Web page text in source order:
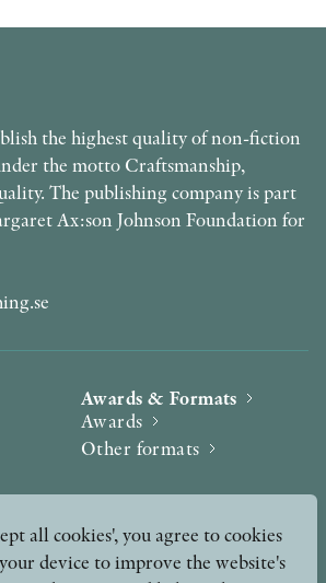
the highest quality of non-fiction
the motto Craftsmanship,
The publishing company is part
Ax:son Johnson Foundation for
Awards & Formats
Awards
Other formats
Press
all cookies', you agree to cookies
device to improve the website's